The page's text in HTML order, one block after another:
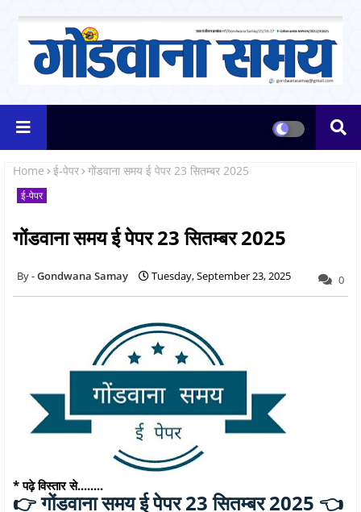
Home ई-पेपर गोंडवाना समय ई पेपर 23 सितम्बर 2025
ई-पेपर
गोंडवाना समय ई पेपर 23 सितम्बर 2025
Gondwana Samay Tuesday, September 23, 2025 0
* पढ़े विस्तार से........
👉 गोंडवाना समय ई पेपर 23 सितम्बर 2025 👈